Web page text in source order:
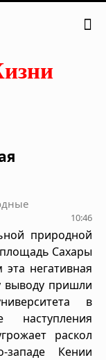
10:46
природной
площадь Сахары
негативная
выводу пришли
в
раскол
Кении